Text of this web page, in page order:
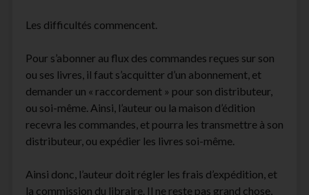
Les difficultés commencent.
Pour s’abonner au flux des commandes reçues sur son
ou ses livres, il faut s’acquitter d’un abonnement, et
demander un « raccordement » pour son distributeur,
ou soi-même. Ainsi, l’auteur ou la maison d’édition
recevra les commandes, et pourra les transmettre à son
distributeur, ou expédier les livres soi-même.
Ainsi donc, l’auteur doit régler les frais d’expédition, et
la commission du libraire. Il ne reste pas grand chose,